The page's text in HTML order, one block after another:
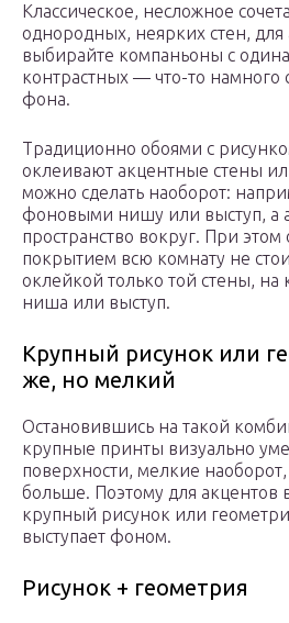
Классическое, несложное
однородных, неярких стен,
выбирайте компаньоны с
контрастных — что-то намного
фона.
Традиционно обоями с
оклеивают акцентные стены
можно сделать наоборот:
фоновыми нишу или выступ, а
пространство вокруг. При
покрытием всю комнату не
оклейкой только той стены,
ниша или выступ.
Крупный рисунок или
же, но мелкий
Остановившись на такой
крупные принты визуально
поверхности, мелкие
больше. Поэтому для акцентов
крупный рисунок или
выступает фоном.
Рисунок + геометрия